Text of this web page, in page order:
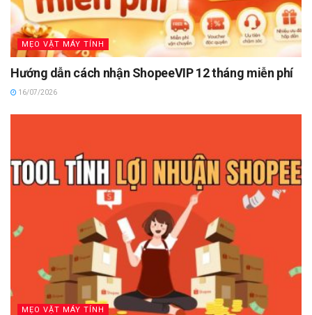
MẸO VẶT MÁY TÍNH
Hướng dẫn cách nhận ShopeeVIP 12 tháng miễn phí
16/07/2026
MẸO VẶT MÁY TÍNH